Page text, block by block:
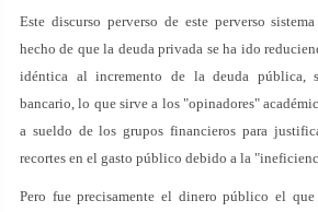
Este discurso perverso de este perverso
hecho de que la deuda privada se ha ido
idéntica al incremento de la deuda pública,
bancario, lo que sirve a los "opinadores"
a sueldo de los grupos financieros para
recortes en el gasto público debido a la
Pero fue precisamente el dinero público el